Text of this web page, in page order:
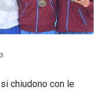
chiudono con le